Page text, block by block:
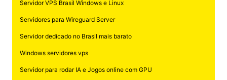
Servidor VPS Brasil Windows e Linux
Servidores para Wireguard Server
Servidor dedicado no Brasil mais barato
Windows servidores vps
Servidor para rodar IA e Jogos online com GPU